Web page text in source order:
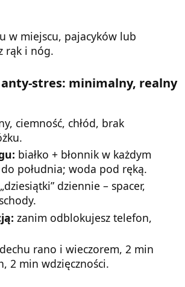
w miejscu, pajacyków lub
rąk i nóg.
stres: minimalny, realny
ciemność, chłód, brak
białko + błonnik w każdym
południa; woda pod ręką.
dziennie – spacer,
zanim odblokujesz telefon,
rano i wieczorem, 2 min
2 min wdzięczności.